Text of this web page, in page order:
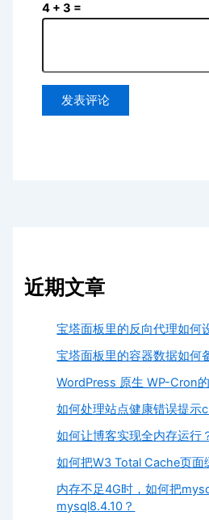
4 + 3 =
近期文章
宝塔面板里的反向代理如何
宝塔面板里的容器数据如何
WordPress 原生 WP-Cron
如何处理站点健康错误提示
如何让博客实现全内存运行
如何把W3 Total Cache页面
内存不足4G时，如何把
mysql8.4.10？